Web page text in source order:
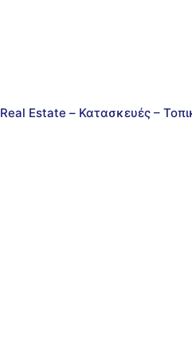
Real Estate – Κατασκευές –